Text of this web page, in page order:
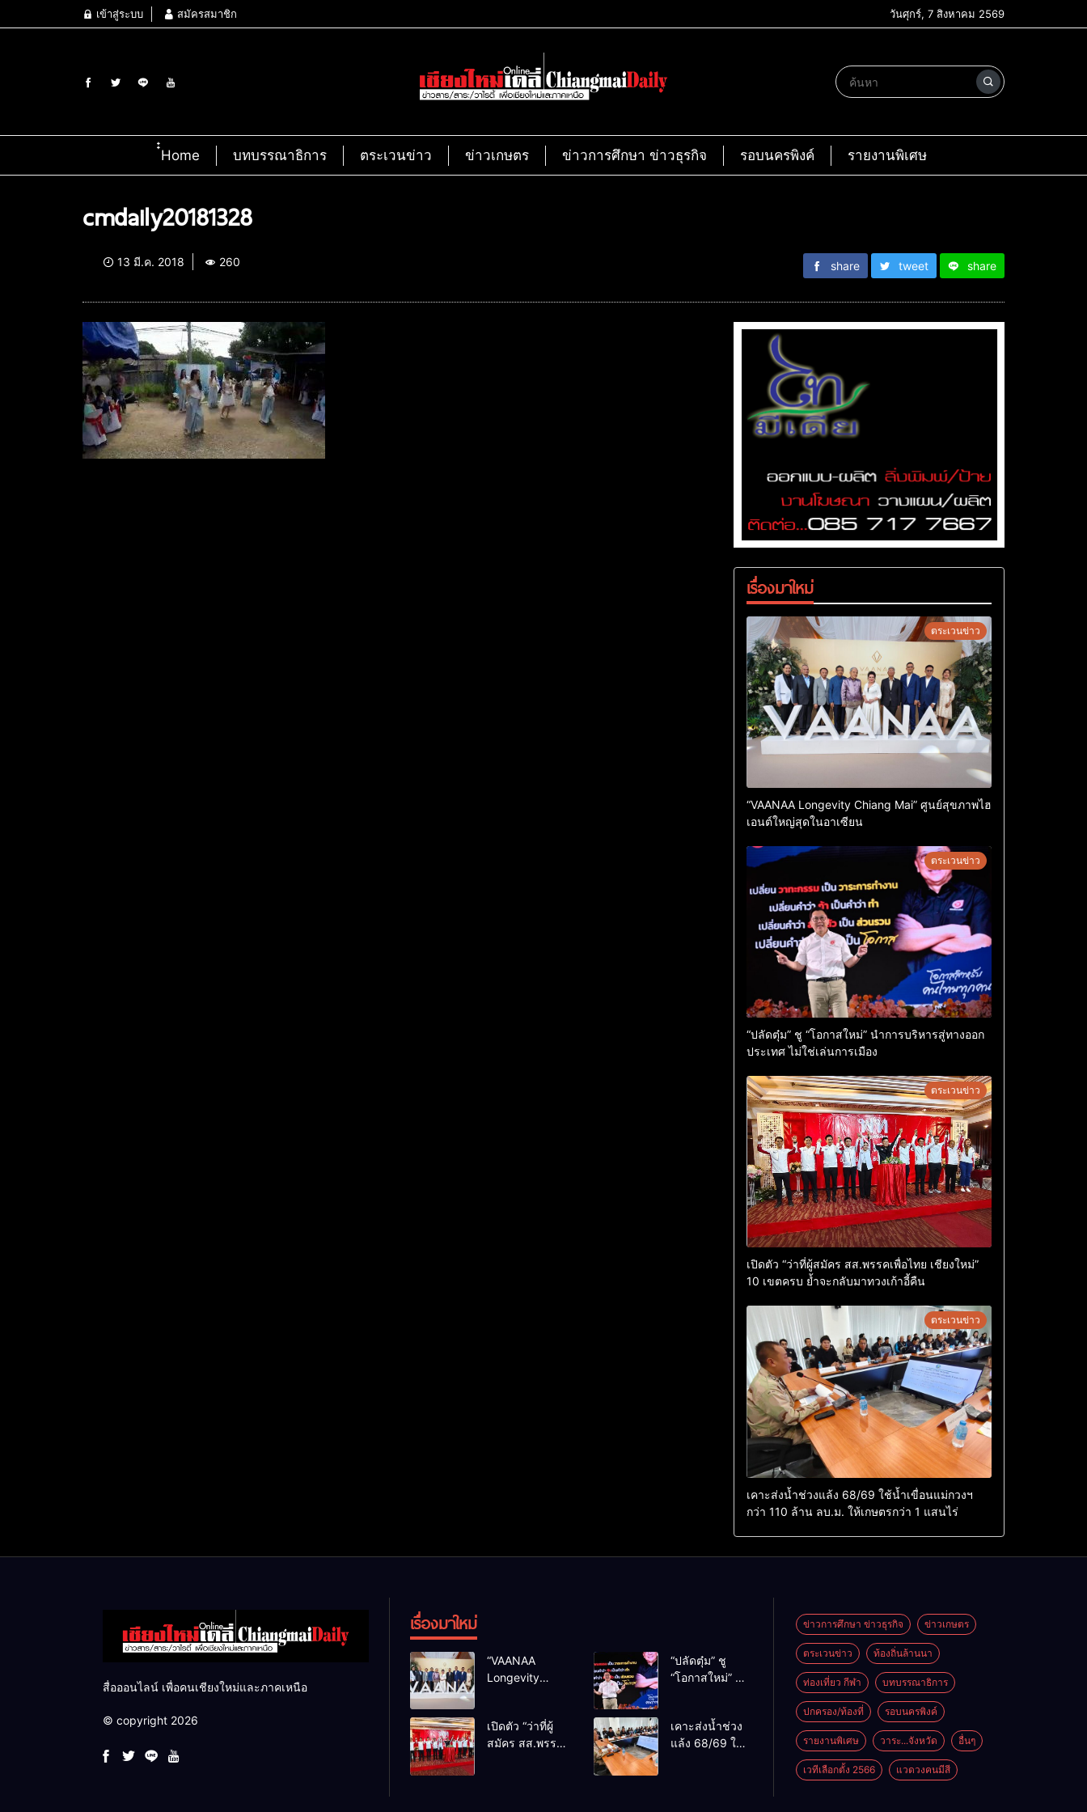
เข้าสู่ระบบ สมัครสมาชิก วันศุกร์, 7 สิงหาคม 2569
๋๋Home บทบรรณาธิการ ตระเวนข่าว ข่าวเกษตร ข่าวการศึกษา ข่าวธุรกิจ รอบนครพิงค์ รายงานพิเศษ
cmdaily20181328
13 มี.ค. 2018 260 share tweet share
เรื่องมาใหม่
ตระเวนข่าว
“VAANAA Longevity Chiang Mai” ศูนย์สุขภาพไฮ
เอนต์ใหญ่สุดในอาเซียน
ตระเวนข่าว
“ปลัดตุ๋ม” ชู “โอกาสใหม่” นำการบริหารสู่ทางออก
ประเทศ ไม่ใช่เล่นการเมือง
ตระเวนข่าว
เปิดตัว “ว่าที่ผู้สมัคร สส.พรรคเพื่อไทย เชียงใหม่”
10 เขตครบ ย้ำจะกลับมาทวงเก้าอี้คืน
ตระเวนข่าว
เคาะส่งน้ำช่วงแล้ง 68/69 ใช้น้ำเขื่อนแม่กวงฯ
กว่า 110 ล้าน ลบ.ม. ให้เกษตรกว่า 1 แสนไร่
สื่อออนไลน์ เพื่อคนเชียงใหม่และภาคเหนือ
© copyright 2026
เรื่องมาใหม่
“VAANAA
Longevity
เอนต์ใหญ่สุดใน
อาเซียน
“ปลัดตุ๋ม” ชู
“โอกาสใหม่” นำ
ไม่ใช่เล่น
การเมือง
เปิดตัว “ว่าที่ผู้
สมัคร สส.พรรค
เคาะส่งน้ำช่วง
แล้ง 68/69 ใช้
ข่าวการศึกษา ข่าวธุรกิจ ข่าวเกษตร
ตระเวนข่าว ท้องถิ่นล้านนา
ท่องเที่ยว กีฬา บทบรรณาธิการ
ปกครอง/ท้องที่ รอบนครพิงค์
รายงานพิเศษ วาระ...จังหวัด อื่นๆ
เวทีเลือกตั้ง 2566 แวดวงคนมีสี